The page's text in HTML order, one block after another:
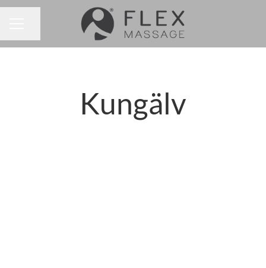
Kungälv